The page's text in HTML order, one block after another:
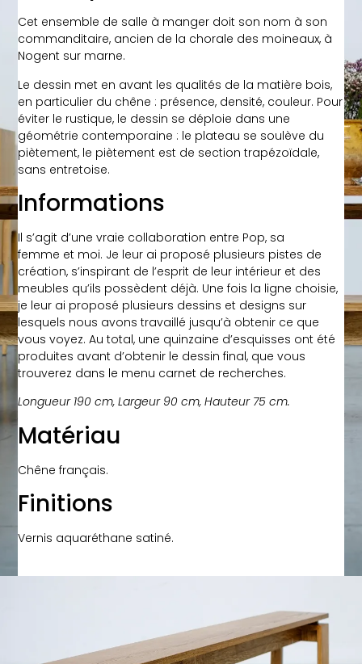
Cet ensemble de salle à manger doit son nom à son
commanditaire, ancien de la chorale des moineaux, à
Nogent sur marne.
Le dessin met en avant les qualités de la matière bois,
en particulier du chêne : présence, densité, couleur. Pour
éviter le rustique, le dessin se déploie dans une
géométrie contemporaine : le plateau se soulève du
piètement, le piètement est de section trapézoïdale,
sans entretoise.
Informations
Il s’agit d’une vraie collaboration entre Pop, sa
femme et moi. Je leur ai proposé plusieurs pistes de
création, s’inspirant de l’esprit de leur intérieur et des
meubles qu’ils possèdent déjà. Une fois la ligne choisie,
je leur ai proposé plusieurs dessins et designs sur
lesquels nous avons travaillé jusqu’à obtenir ce que
vous voyez. Au total, une quinzaine d’esquisses ont été
produites avant d’obtenir le dessin final, que vous
trouverez dans le menu carnet de recherches.
Longueur 190 cm, Largeur 90 cm, Hauteur 75 cm.
Matériau
Chêne français.
Finitions
Vernis aquaréthane satiné.